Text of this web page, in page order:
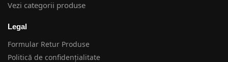
Vezi categorii produse
Legal
Formular Retur Produse
Politică de confidențialitate